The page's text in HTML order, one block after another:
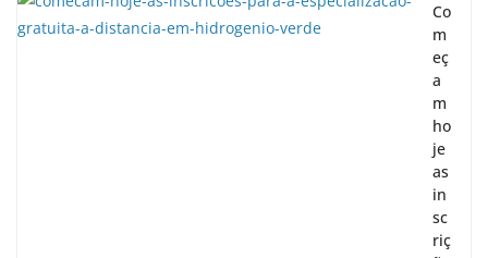
Co
m
eç
a
m
ho
je
as
in
sc
riç